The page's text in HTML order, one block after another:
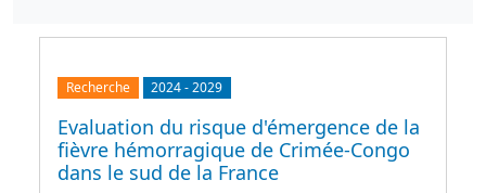
Recherche 2024-2029
Evaluation du risque d'émergence de la
fièvre hémorragique de Crimée-Congo
dans le sud de la France